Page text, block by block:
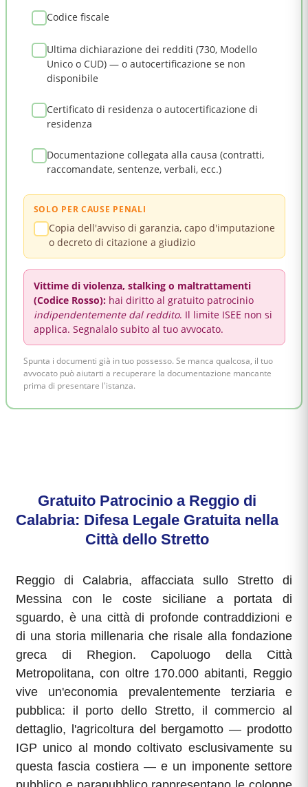
Codice fiscale
Ultima dichiarazione dei redditi (730, Modello
Unico o CUD) — o autocertificazione se non
disponibile
Certificato di residenza o autocertificazione di
residenza
Documentazione collegata alla causa (contratti,
raccomandate, sentenze, verbali, ecc.)
SOLO PER CAUSE PENALI
Copia dell'avviso di garanzia, capo d'imputazione
o decreto di citazione a giudizio
Vittime di violenza, stalking o maltrattamenti
(Codice Rosso): hai diritto al gratuito patrocinio
indipendentemente dal reddito. Il limite ISEE non si
applica. Segnalalo subito al tuo avvocato.
Spunta i documenti già in tuo possesso. Se manca qualcosa, il tuo
avvocato può aiutarti a recuperare la documentazione mancante
prima di presentare l'istanza.
Gratuito Patrocinio a Reggio di
Calabria: Difesa Legale Gratuita nella
Città dello Stretto
Reggio di Calabria, affacciata sullo Stretto di
Messina con le coste siciliane a portata di
sguardo, è una città di profonde contraddizioni e
di una storia millenaria che risale alla fondazione
greca di Rhegion. Capoluogo della Città
Metropolitana, con oltre 170.000 abitanti, Reggio
vive un'economia prevalentemente terziaria e
pubblica: il porto dello Stretto, il commercio al
dettaglio, l'agricoltura del bergamotto — prodotto
IGP unico al mondo coltivato esclusivamente su
questa fascia costiera — e un imponente settore